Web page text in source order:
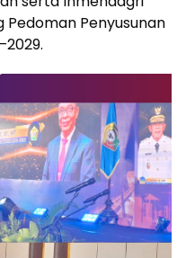
Pedoman Penyusunan